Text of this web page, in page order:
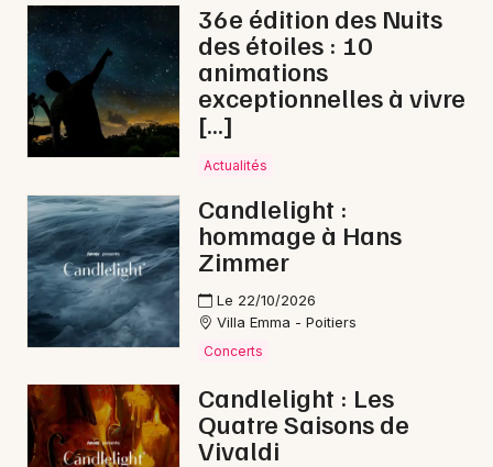
Mon email
Je m'abonne
36e édition des Nuits
des étoiles : 10
animations
exceptionnelles à vivre
[…]
Actualités
Candlelight :
hommage à Hans
Zimmer
Le 22/10/2026
Villa Emma - Poitiers
Concerts
Candlelight : Les
Quatre Saisons de
Vivaldi